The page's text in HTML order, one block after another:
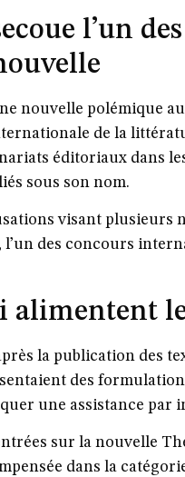
l’un
nouvelle polémique
de la
éditoriaux dans
sous son nom.
visant plusieurs
l’un des concours
alimentent
la publication des
des
une assistance par
sur la nouvelle
dans la